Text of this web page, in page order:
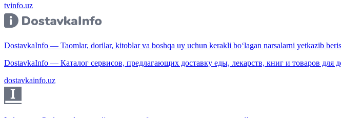
tvinfo.uz
DostavkaInfo — Taomlar, dorilar, kitoblar va boshqa uy uchun kerakli bo‘lagan narsalarni yetkazib
DostavkaInfo — Каталог сервисов, предлагающих доставку еды, лекарств, книг и товаров для
dostavkainfo.uz